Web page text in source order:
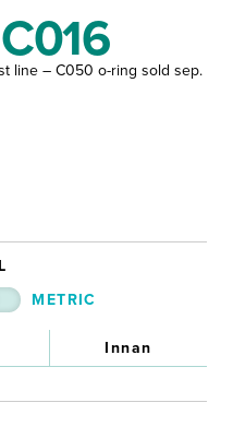
line – C050 o-ring sold sep.
METRIC
Innan